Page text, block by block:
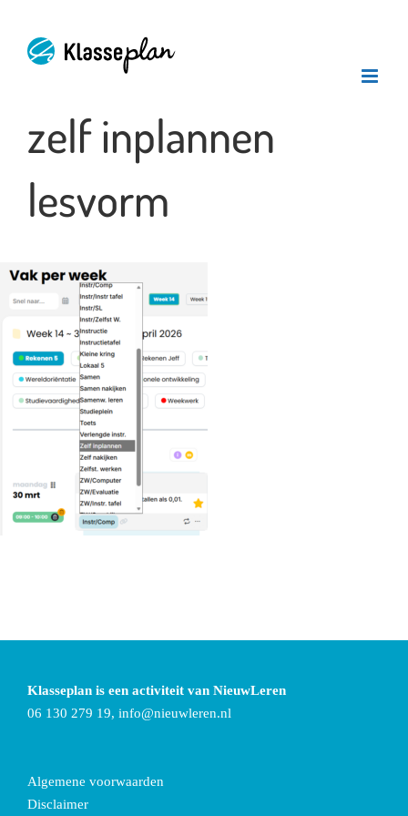
inhoud
zelf inplannen
lesvorm
Klasseplan is een activiteit van NieuwLeren
06 130 279 19, info@nieuwleren.nl
Algemene voorwaarden
Disclaimer